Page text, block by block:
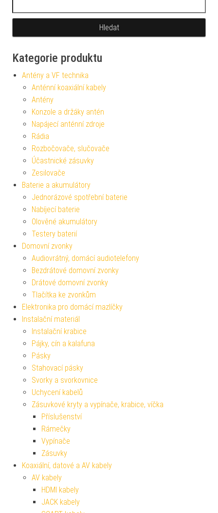
Kategorie produktu
Antény a VF technika
Anténní koaxiální kabely
Antény
Konzole a držáky antén
Napájecí anténní zdroje
Rádia
Rozbočovače, slučovače
Účastnické zásuvky
Zesilovače
Baterie a akumulátory
Jednorázové spotřební baterie
Nabíjecí baterie
Olověné akumulátory
Testery baterií
Domovní zvonky
Audiovrátný, domácí audiotelefony
Bezdrátové domovní zvonky
Drátové domovní zvonky
Tlačítka ke zvonkům
Elektronika pro domácí mazlíčky
Instalační materiál
Instalační krabice
Pájky, cín a kalafuna
Pásky
Stahovací pásky
Svorky a svorkovnice
Uchycení kabelů
Zásuvkové kryty a vypínače, krabice, víčka
Příslušenství
Rámečky
Vypínače
Zásuvky
Koaxiální, datové a AV kabely
AV kabely
HDMI kabely
JACK kabely